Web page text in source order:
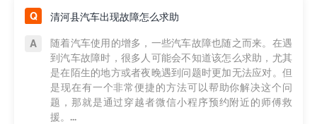
清河县汽车出现故障怎么求助
随着汽车使用的增多，一些汽车故障也随之而来。在遇
到汽车故障时，很多人可能会不知道该怎么求助，尤其
是在陌生的地方或者夜晚遇到问题时更加无法应对。但
是现在有一个非常便捷的方法可以帮助你解决这个问
题，那就是通过穿越者微信小程序预约附近的师傅救
援。...